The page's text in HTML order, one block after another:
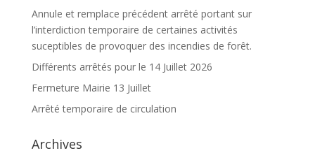
Annule et remplace précédent arrêté portant sur
l’interdiction temporaire de certaines activités
suceptibles de provoquer des incendies de forêt.
Différents arrêtés pour le 14 Juillet 2026
Fermeture Mairie 13 Juillet
Arrêté temporaire de circulation
Archives